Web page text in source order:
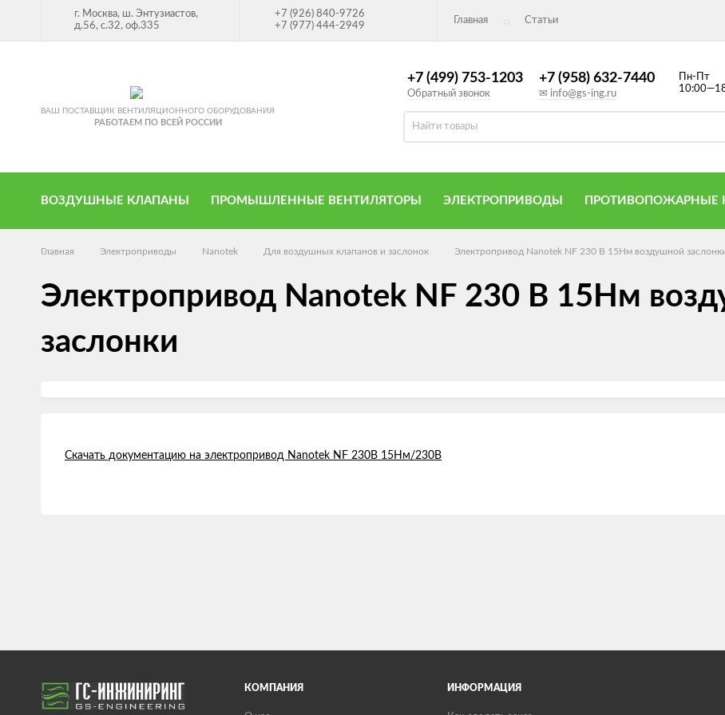
г. Москва, ш. Энтузиастов,
д.56, с.32, оф.335
+7 (926) 840-9726
+7 (977) 444-2949
Главная Статьи
ВАШ ПОСТАВЩИК ВЕНТИЛЯЦИОННОГО ОБОРУДОВАНИЯ
РАБОТАЕМ ПО ВСЕЙ РОССИИ
+7 (499) 753-1203
Обратный звонок
+7 (958) 632-7440
✉ info@gs-ing.ru
Пн-Пт
ВОЗДУШНЫЕ КЛАПАНЫ ПРОМЫШЛЕННЫЕ ВЕНТИЛЯТОРЫ ЭЛЕКТРОПРИВОДЫ ПРОТИВОПОЖАРНЫЕ
Главная Электроприводы Nanotek Для воздушных клапанов и заслонок Электропривод Nanotek NF 230 B 15Нм воздушной
Электропривод Nanotek NF 230 B 15Нм
заслонки
Скачать документацию на электропривод Nanotek NF 230B 15Нм/230В
КОМПАНИЯ ИНФОРМАЦИЯ